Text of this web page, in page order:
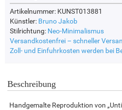
Artikelnummer: KUNST013881
Künstler: Bruno Jakob
Stilrichtung: Neo-Minimalismus
Versandkostenfrei – schneller
Zoll- und Einfuhrkosten werden bei
Beschreibung
Handgemalte Reproduktion von